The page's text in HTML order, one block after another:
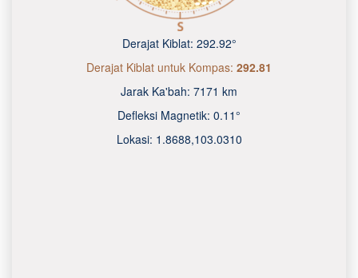
Derajat Kiblat: 292.92°
Derajat Kiblat untuk Kompas: 292.81
Jarak Ka'bah: 7171 km
Defleksi Magnetik: 0.11°
Lokasi: 1.8688,103.0310